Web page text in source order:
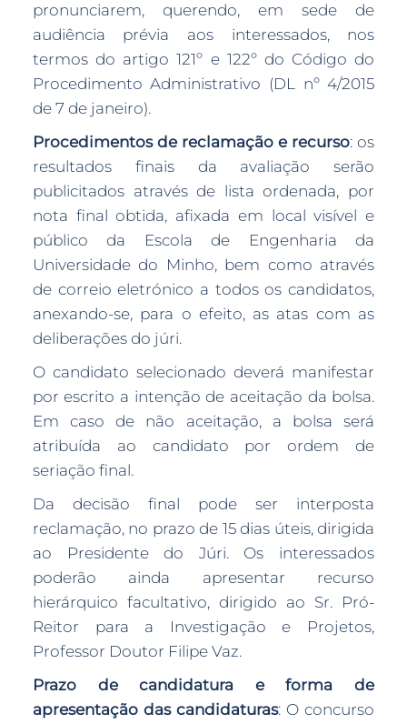
pronunciarem, querendo, em sede de
audiência prévia aos interessados, nos
termos do artigo 121º e 122º do Código do
Procedimento Administrativo (DL nº 4/2015
de 7 de janeiro).
Procedimentos de reclamação e recurso: os
resultados finais da avaliação serão
publicitados através de lista ordenada, por
nota final obtida, afixada em local visível e
público da Escola de Engenharia da
Universidade do Minho, bem como através
de correio eletrónico a todos os candidatos,
anexando-se, para o efeito, as atas com as
deliberações do júri.
O candidato selecionado deverá manifestar
por escrito a intenção de aceitação da bolsa.
Em caso de não aceitação, a bolsa será
atribuída ao candidato por ordem de
seriação final.
Da decisão final pode ser interposta
reclamação, no prazo de 15 dias úteis, dirigida
ao Presidente do Júri. Os interessados
poderão ainda apresentar recurso
hierárquico facultativo, dirigido ao Sr. Pró-
Reitor para a Investigação e Projetos,
Professor Doutor Filipe Vaz.
Prazo de candidatura e forma de
apresentação das candidaturas: O concurso